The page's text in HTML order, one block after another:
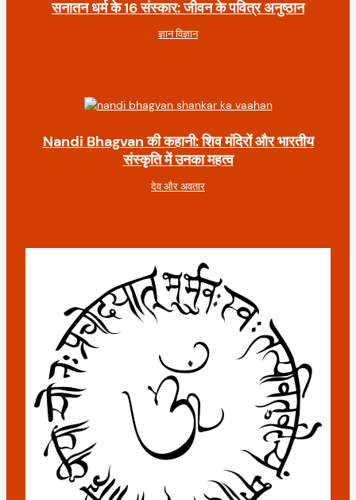
सनातन धर्म के 16 संस्कार: जीवन के पवित्र अनुष्ठान
ज्ञान विज्ञान
Nandi Bhagvan की कहानी: शिव मंदिरों और भारतीय
संस्कृति में उनका महत्व
देव और अवतार